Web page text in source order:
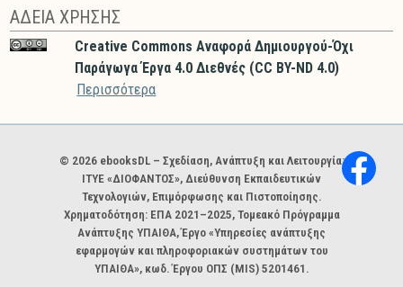
ΑΔΕΙΑ ΧΡΗΣΗΣ
Creative Commons Αναφορά Δημιουργού-Όχι
Παράγωγα Έργα 4.0 Διεθνές (CC BY-ND 4.0)
Περισσότερα
Χορηγοί και φορείς
© 2026 ebooksDL – Σχεδίαση, Ανάπτυξη και Λειτουργία:
ΙΤΥΕ «ΔΙΟΦΑΝΤΟΣ», Διεύθυνση Εκπαιδευτικών
Τεχνολογιών, Επιμόρφωσης και Πιστοποίησης.
Χρηματοδότηση: ΕΠΑ 2021–2025, Τομεακό Πρόγραμμα
Ανάπτυξης ΥΠΑΙΘΑ, Έργο «Υπηρεσίες ανάπτυξης
εφαρμογών και πληροφοριακών συστημάτων του
ΥΠΑΙΘΑ», κωδ. Έργου ΟΠΣ (MIS) 5201461.